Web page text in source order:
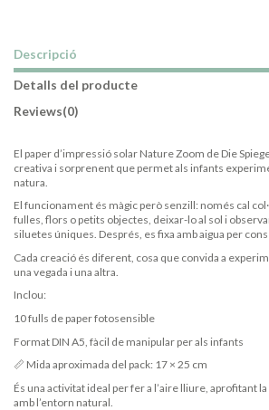
Descripció
Detalls del producte
Reviews(0)
El paper d’impressió solar Nature Zoom de Die
creativa i sorprenent que permet als infants
natura.
El funcionament és màgic però senzill: només cal
fulles, flors o petits objectes, deixar-lo al sol i
siluetes úniques. Després, es fixa amb aigua per
Cada creació és diferent, cosa que convida a
una vegada i una altra.
Inclou:
10 fulls de paper fotosensible
Format DIN A5, fàcil de manipular per als infants
📏 Mida aproximada del pack: 17 × 25 cm
És una activitat ideal per fer a l’aire lliure, aprofitant
amb l’entorn natural.